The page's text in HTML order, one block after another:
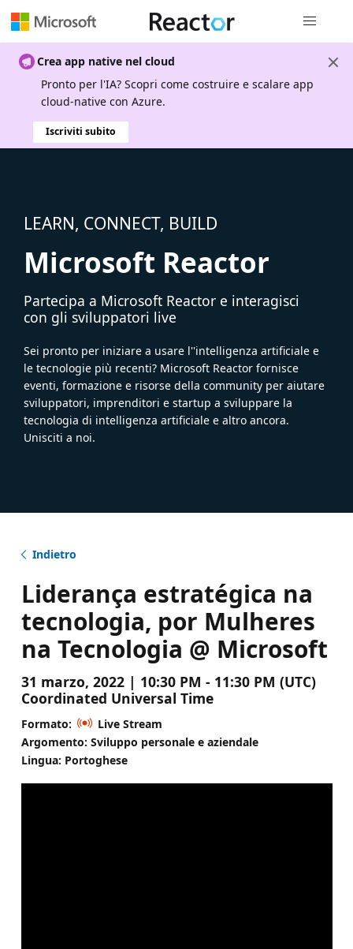
Crea app native nel cloud
Pronto per l'IA? Scopri come costruire e scalare app
cloud-native con Azure.
Iscriviti subito
LEARN, CONNECT, BUILD
Microsoft Reactor
Partecipa a Microsoft Reactor e interagisci
con gli sviluppatori live
Sei pronto per iniziare a usare l''intelligenza artificiale e
le tecnologie più recenti? Microsoft Reactor fornisce
eventi, formazione e risorse della community per aiutare
sviluppatori, imprenditori e startup a sviluppare la
tecnologia di intelligenza artificiale e altro ancora.
Unisciti a noi.
Indietro
Liderança estratégica na
tecnologia, por Mulheres
na Tecnologia @ Microsoft
31 marzo, 2022 | 10:30 PM - 11:30 PM (UTC)
Coordinated Universal Time
Formato:
Live Stream
Argomento: Sviluppo personale e aziendale
Lingua: Portoghese